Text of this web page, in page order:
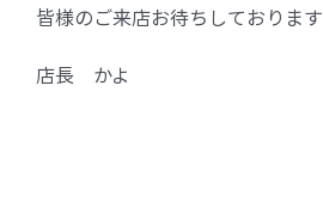
皆様のご来店お待ちしております
店長 かよ